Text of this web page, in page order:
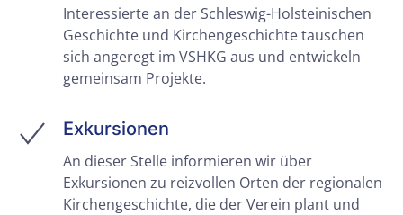
Interessierte an der Schleswig-Holsteinischen
Geschichte und Kirchengeschichte tauschen
sich angeregt im VSHKG aus und entwickeln
gemeinsam Projekte.
Exkursionen
An dieser Stelle informieren wir über
Exkursionen zu reizvollen Orten der regionalen
Kirchengeschichte, die der Verein plant und